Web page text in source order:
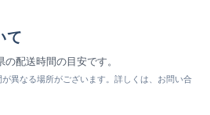
て
配送時間の目安です。
異なる場所がございます。詳しくは、お問い合